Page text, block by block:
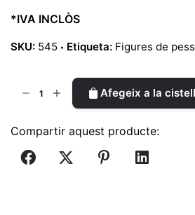
*IVA INCLÒS
SKU: 545 Etiqueta: Figures de
20cm
Afegeix a la
Compartir aquest producte: